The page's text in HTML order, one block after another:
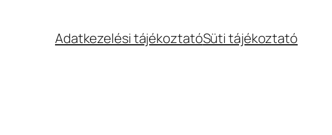
Adatkezelési tájékoztatóSüti tájékoztató